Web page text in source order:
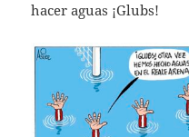
hacer aguas ¡Glubs!